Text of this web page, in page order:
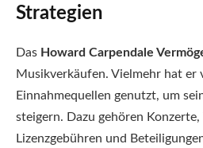
Strategien
Das Howard Carpendale
Musikverkäufen. Vielmehr hat er
Einnahmequellen genutzt, um
steigern. Dazu gehören
Lizenzgebühren und